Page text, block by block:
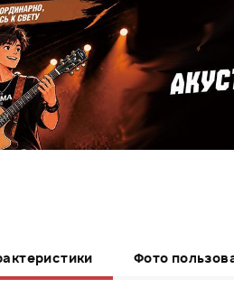
Фото